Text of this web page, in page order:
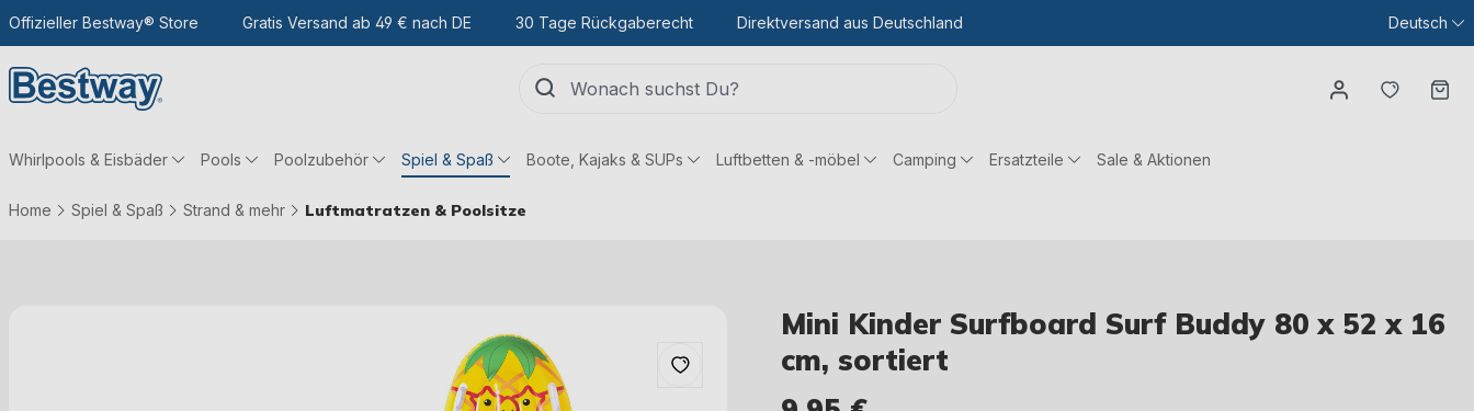
Hauptinhalt
Zur Suche
Zur Hauptnavigation
Offizieller Bestway® Store Gratis Versand ab 49 € nach DE 30 Tage Rückgaberecht Direktversand aus Deutschland Deutsch
Du
Whirlpools & Eisbäder Pools Poolzubehör Spiel & Spaß Boote, Kajaks & SUPs Luftbetten & -möbel Camping Ersatzteile Sale & Aktionen
Home Spiel & Spaß Strand & mehr Luftmatratzen & Poolsitze
Mini Kinder Surfboard Surf Buddy 80 x 52 x 16
cm, sortiert